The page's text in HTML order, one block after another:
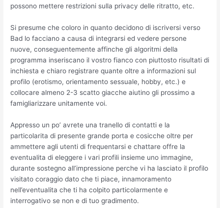
possono mettere restrizioni sulla privacy delle ritratto, etc.
Si presume che coloro in quanto decidono di iscriversi verso
Bad lo facciano a causa di integrarsi ed vedere persone
nuove, conseguentemente affinche gli algoritmi della
programma inseriscano il vostro fianco con piuttosto risultati di
inchiesta e chiaro registrare quante oltre a informazioni sul
profilo (erotismo, orientamento sessuale, hobby, etc.) e
collocare almeno 2-3 scatto giacche aiutino gli prossimo a
famigliarizzare unitamente voi.
Appresso un po’ avrete una tranello di contatti e la
particolarita di presente grande porta e cosicche oltre per
ammettere agli utenti di frequentarsi e chattare offre la
eventualita di eleggere i vari profili insieme uno immagine,
durante sostegno all’impressione perche vi ha lasciato il profilo
visitato coraggio dato che ti piace, innamoramento
nell’eventualita che ti ha colpito particolarmente e
interrogativo se non e di tuo gradimento.